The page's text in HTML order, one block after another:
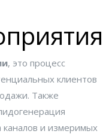
, это процесс
клиентов
. Также
каналов и измеримых